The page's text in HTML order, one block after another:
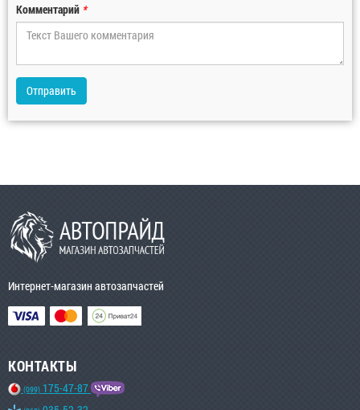
Комментарий *
Отправить
Интернет-магазин автозапчастей
КОНТАКТЫ
(099) 175-47-87